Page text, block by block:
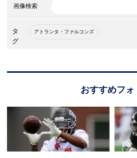
画像検索
タ
グ
アトランタ・ファルコンズ
おすすめフォ